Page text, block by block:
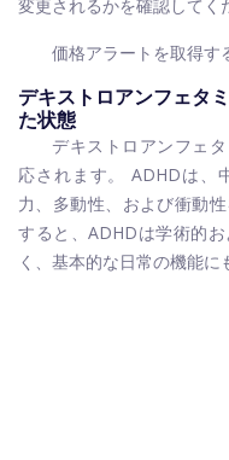
変更されるかを確認してく
価格アラートを取得す
デキストロアンフェタ
た状態
デキストロアンフェ
応されます。 ADHDは、
力、多動性、および衝動
すると、ADHDは学術的
く、基本的な日常の機能に